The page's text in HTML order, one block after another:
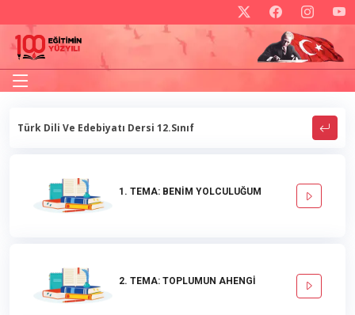
Türk Dili Ve Edebiyatı Dersi 12.Sınıf
1. TEMA: BENİM YOLCULUĞUM
2. TEMA: TOPLUMUN AHENGİ